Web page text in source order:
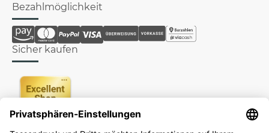
Bezahlmöglichkeit
Sicher kaufen